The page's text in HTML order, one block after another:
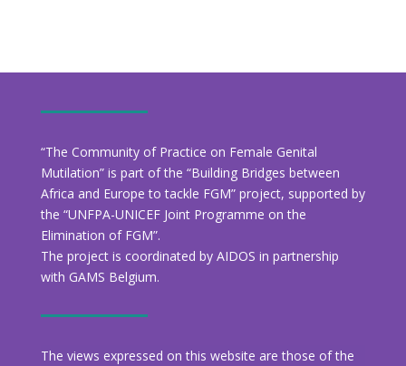
“The Community of Practice on Female Genital
Mutilation” is part of the “Building Bridges between
Africa and Europe to tackle FGM” project, supported by
the “UNFPA-UNICEF Joint Programme on the
Elimination of FGM”.
The project is coordinated by AIDOS in partnership
with GAMS Belgium.
The views expressed on this website are those of the